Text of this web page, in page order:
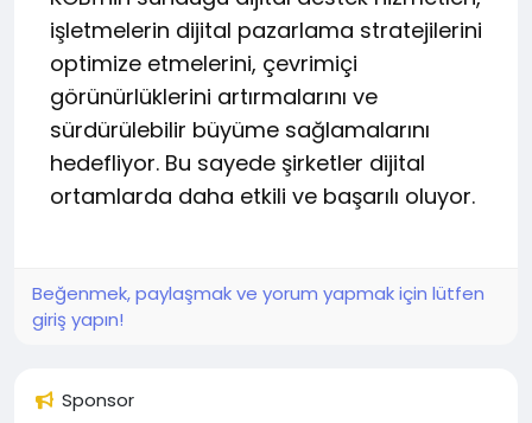
işletmelerin dijital pazarlama stratejilerini
optimize etmelerini, çevrimiçi
görünürlüklerini artırmalarını ve
sürdürülebilir büyüme sağlamalarını
hedefliyor. Bu sayede şirketler dijital
ortamlarda daha etkili ve başarılı oluyor.
Beğenmek, paylaşmak ve yorum yapmak için lütfen
giriş yapın!
Sponsor